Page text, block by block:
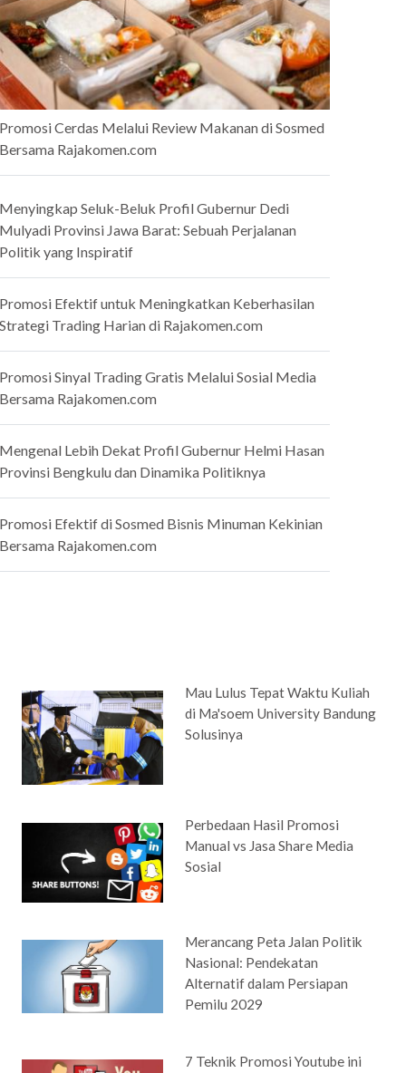
Cerdas Melalui Review Makanan di Sosmed
Rajakomen.com
Seluk-Beluk Profil Gubernur Dedi
Provinsi Jawa Barat: Sebuah Perjalanan
yang Inspiratif
Efektif untuk Meningkatkan Keberhasilan
Trading Harian di Rajakomen.com
Sinyal Trading Gratis Melalui Sosial Media
Rajakomen.com
Lebih Dekat Profil Gubernur Helmi Hasan
Bengkulu dan Dinamika Politiknya
Efektif di Sosmed Bisnis Minuman Kekinian
Rajakomen.com
Mau Lulus Tepat Waktu Kuliah
di Ma'soem University Bandung
Solusinya
Perbedaan Hasil Promosi
Manual vs Jasa Share Media
Sosial
Merancang Peta Jalan Politik
Nasional: Pendekatan
Alternatif dalam Persiapan
Pemilu 2029
7 Teknik Promosi Youtube ini